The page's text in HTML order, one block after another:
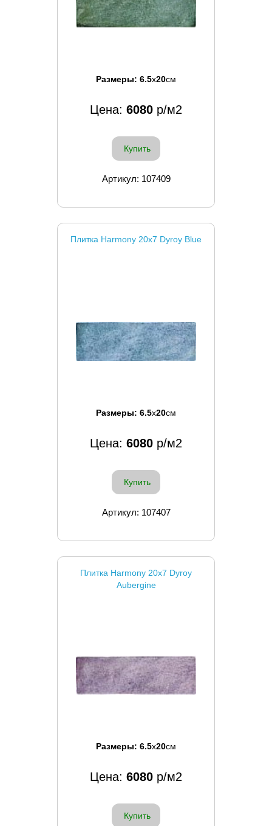
Размеры: 6.5x20см
Цена: 6080 р/м2
Купить
Артикул: 107409
Плитка Harmony 20x7 Dyroy Blue
Размеры: 6.5x20см
Цена: 6080 р/м2
Купить
Артикул: 107407
Плитка Harmony 20x7 Dyroy
Aubergine
Размеры: 6.5x20см
Цена: 6080 р/м2
Купить